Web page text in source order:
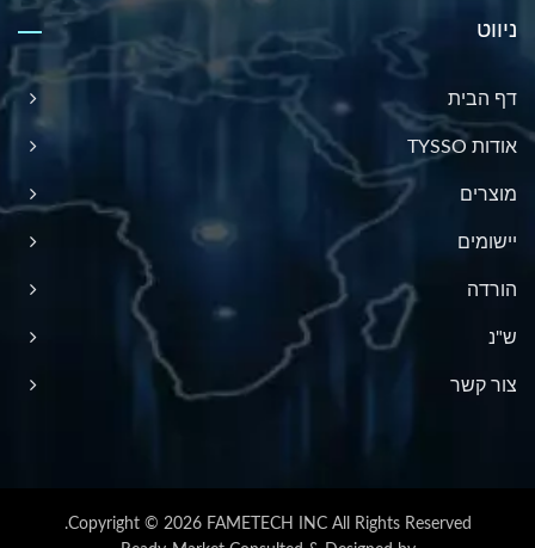
ניווט
דף הבית
אודות TYSSO
מוצרים
יישומים
הורדה
ש"נ
צור קשר
Copyright © 2026 FAMETECH INCAll Rights Reserved.